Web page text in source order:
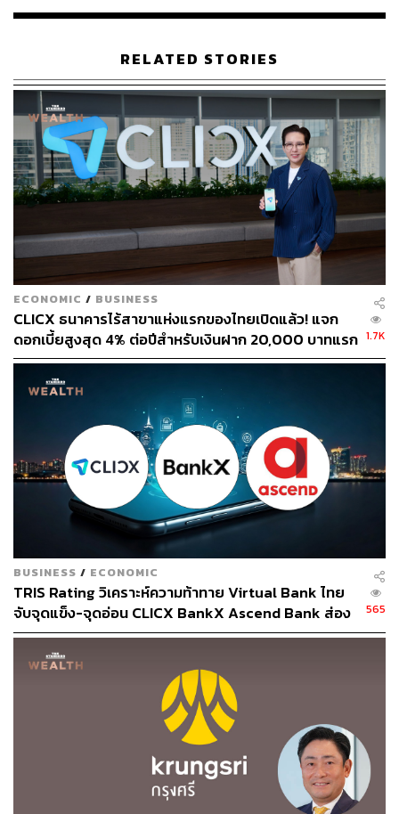
TAGS: ธนาคาร การกู้ซื้อที่อยู่อาศัย
ABOUT THE AUTHOR
พีรดนย์ ภาคีเนตร
นักศึกษาฝึกงาน กองบรรณาธิการข่าวไทย
RELATED STORIES
ECONOMIC / BUSINESS
CLICX ธนาคารไร้สาขาแห่งแรกของไทยเปิดแล้ว! แจก
ดอกเบี้ยสูงสุด 4% ต่อปีสำหรับเงินฝาก 20,000 บาทแรก
ดูเงื่อนไขที่นี่
1.7K
BUSINESS / ECONOMIC
TRIS Rating วิเคราะห์ความท้าทาย Virtual Bank ไทย
จับจุดแข็ง-จุดอ่อน CLICX BankX Ascend Bank ส่อง
ผลกระทบต่อธนาคารดั้งเดิม
565